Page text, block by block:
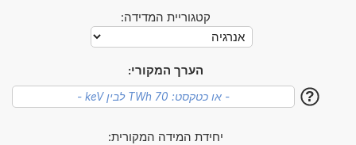
קטגוריית המדידה:
הערך המקורי:
?
יחידת המידה המקורית: